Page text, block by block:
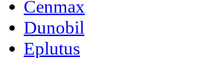
Cenmax
Dunobil
Eplutus